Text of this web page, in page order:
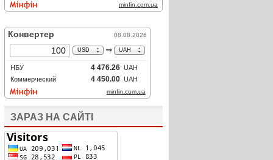
ЗАРАЗ НА САЙТІ